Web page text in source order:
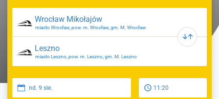
miasto Wrocław, pow. m. Wrocław, gm. M. Wrocław
miasto Leszno, pow. m. Leszno, gm. M. Leszno
nd. 9 sie. 11:20